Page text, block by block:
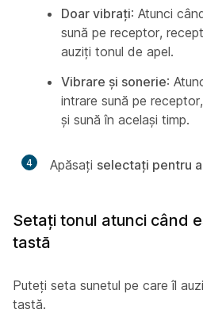
Doar vibrați: Atunci
sună pe receptor,
auziți tonul de apel.
Vibrare și sonerie:
intrare sună pe
și sună în același timp.
4 Apăsați selectați pentru
Setați tonul atunci când
tastă
Puteți seta sunetul pe care îl
tastă.